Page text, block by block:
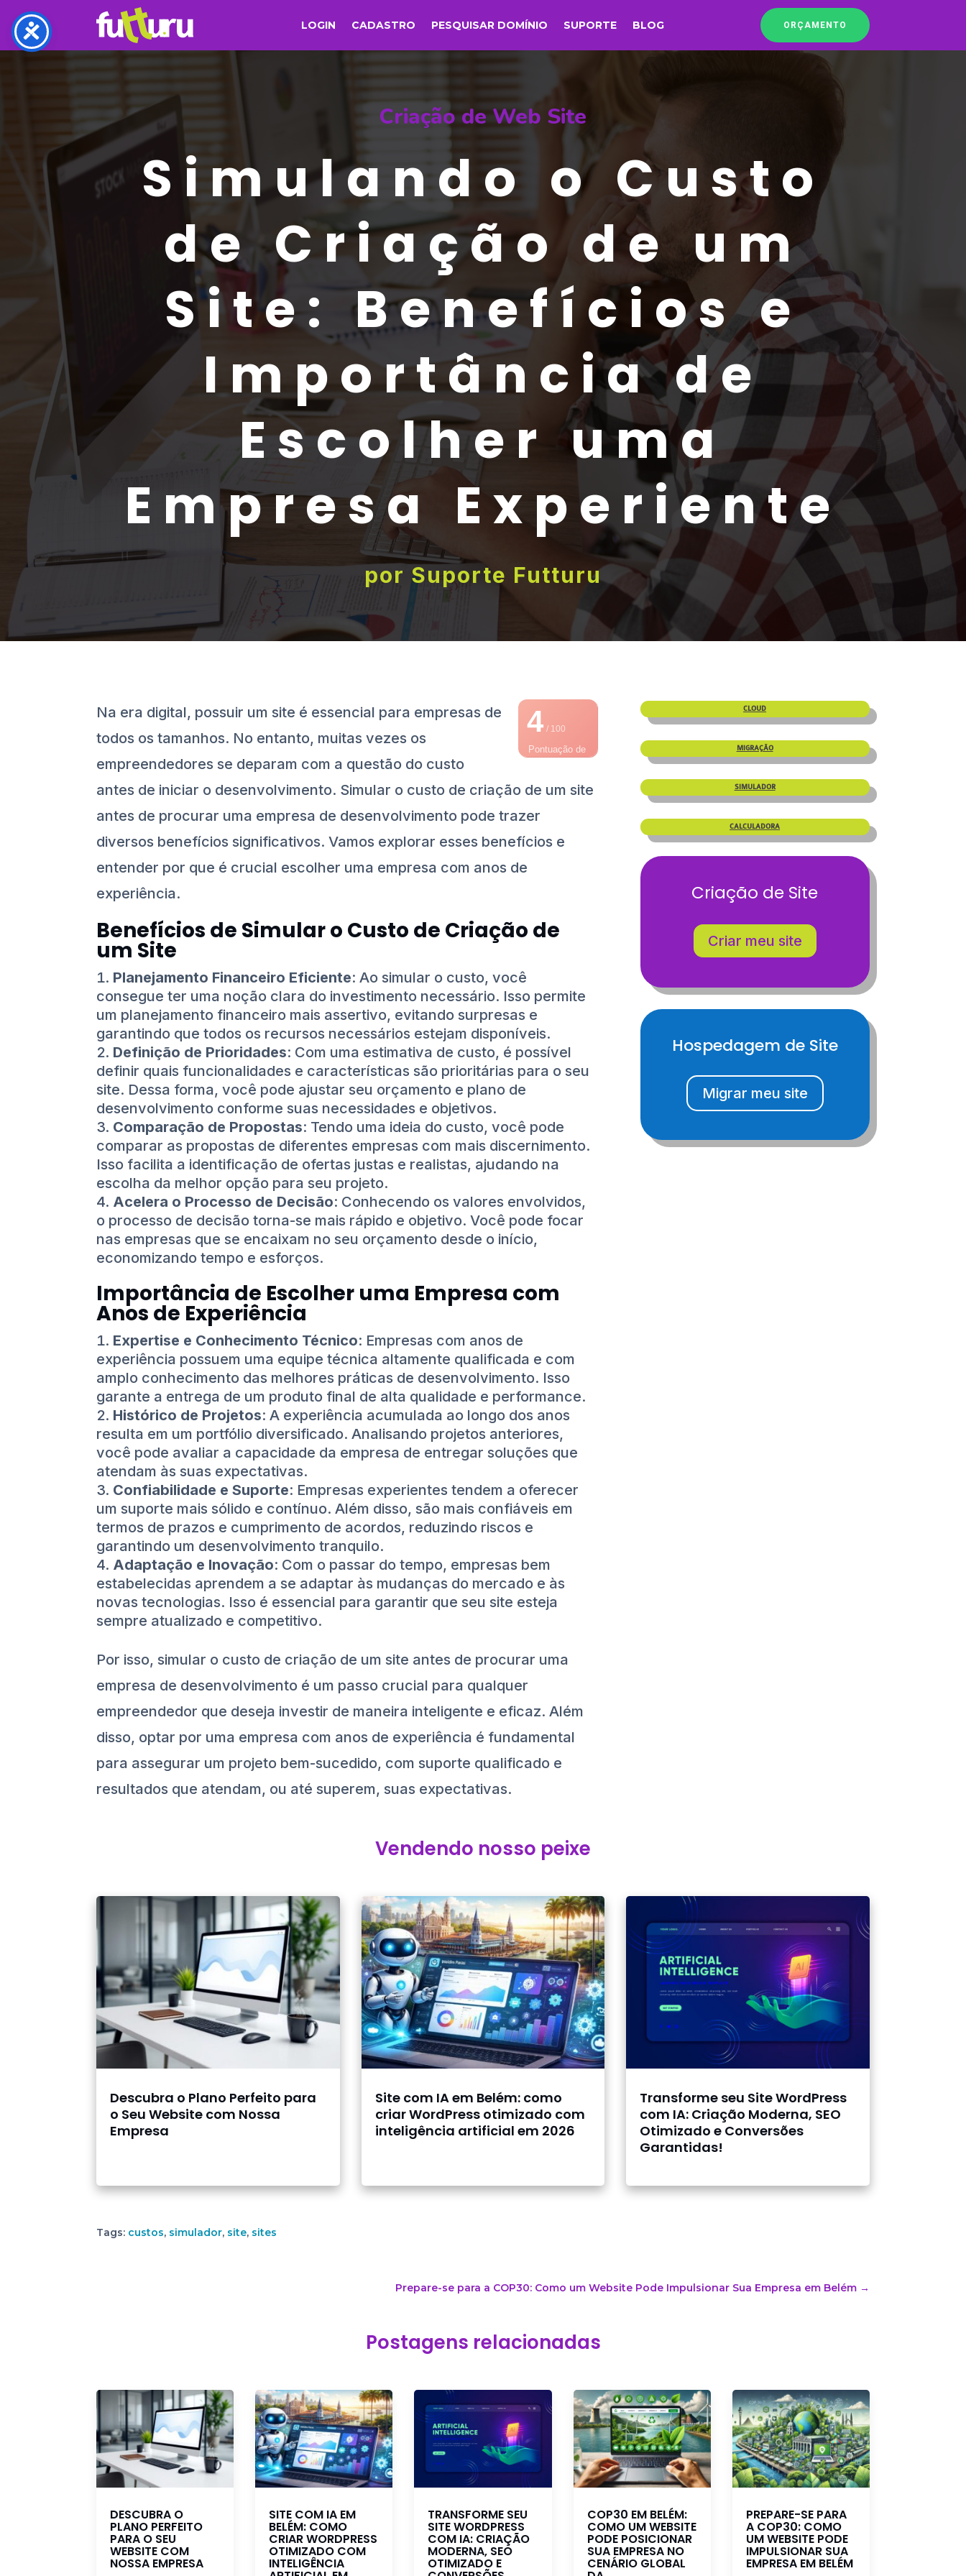
LOGIN CADASTRO PESQUISAR DOMÍNIO SUPORTE BLOG ORÇAMENTO
Criação de Web Site
Simulando o Custo
de Criação de um
Site: Benefícios e
Importância de
Escolher uma
Empresa Experiente
por Suporte Futturu
4/ 100
Pontuação de
Na era digital, possuir um site é essencial para empresas de
todos os tamanhos. No entanto, muitas vezes os
empreendedores se deparam com a questão do custo
antes de iniciar o desenvolvimento. Simular o custo de criação de um site
antes de procurar uma empresa de desenvolvimento pode trazer
diversos benefícios significativos. Vamos explorar esses benefícios e
entender por que é crucial escolher uma empresa com anos de
experiência.
Benefícios de Simular o Custo de Criação de
um Site
Planejamento Financeiro Eficiente: Ao simular o custo, você
consegue ter uma noção clara do investimento necessário. Isso permite
um planejamento financeiro mais assertivo, evitando surpresas e
garantindo que todos os recursos necessários estejam disponíveis.
Definição de Prioridades: Com uma estimativa de custo, é possível
definir quais funcionalidades e características são prioritárias para o seu
site. Dessa forma, você pode ajustar seu orçamento e plano de
desenvolvimento conforme suas necessidades e objetivos.
Comparação de Propostas: Tendo uma ideia do custo, você pode
comparar as propostas de diferentes empresas com mais discernimento.
Isso facilita a identificação de ofertas justas e realistas, ajudando na
escolha da melhor opção para seu projeto.
Acelera o Processo de Decisão: Conhecendo os valores envolvidos,
o processo de decisão torna-se mais rápido e objetivo. Você pode focar
nas empresas que se encaixam no seu orçamento desde o início,
economizando tempo e esforços.
Importância de Escolher uma Empresa com
Anos de Experiência
Expertise e Conhecimento Técnico: Empresas com anos de
experiência possuem uma equipe técnica altamente qualificada e com
amplo conhecimento das melhores práticas de desenvolvimento. Isso
garante a entrega de um produto final de alta qualidade e performance.
Histórico de Projetos: A experiência acumulada ao longo dos anos
resulta em um portfólio diversificado. Analisando projetos anteriores,
você pode avaliar a capacidade da empresa de entregar soluções que
atendam às suas expectativas.
Confiabilidade e Suporte: Empresas experientes tendem a oferecer
um suporte mais sólido e contínuo. Além disso, são mais confiáveis em
termos de prazos e cumprimento de acordos, reduzindo riscos e
garantindo um desenvolvimento tranquilo.
Adaptação e Inovação: Com o passar do tempo, empresas bem
estabelecidas aprendem a se adaptar às mudanças do mercado e às
novas tecnologias. Isso é essencial para garantir que seu site esteja
sempre atualizado e competitivo.
Por isso, simular o custo de criação de um site antes de procurar uma
empresa de desenvolvimento é um passo crucial para qualquer
empreendedor que deseja investir de maneira inteligente e eficaz. Além
disso, optar por uma empresa com anos de experiência é fundamental
para assegurar um projeto bem-sucedido, com suporte qualificado e
resultados que atendam, ou até superem, suas expectativas.
CLOUD
MIGRAÇÃO
SIMULADOR
CALCULADORA
Criação de Site
Criar meu site
Hospedagem de Site
Migrar meu site
Vendendo nosso peixe
Descubra o Plano Perfeito para
o Seu Website com Nossa
Empresa
Site com IA em Belém: como
criar WordPress otimizado com
inteligência artificial em 2026
Transforme seu Site WordPress
com IA: Criação Moderna, SEO
Otimizado e Conversões
Garantidas!
Tags: custos, simulador, site, sites
Prepare-se para a COP30: Como um Website Pode Impulsionar Sua Empresa em Belém→
Postagens relacionadas
DESCUBRA O
PLANO PERFEITO
PARA O SEU
WEBSITE COM
NOSSA EMPRESA
SITE COM IA EM
BELÉM: COMO
CRIAR WORDPRESS
OTIMIZADO COM
INTELIGÊNCIA
TRANSFORME SEU
SITE WORDPRESS
COM IA: CRIAÇÃO
MODERNA, SEO
OTIMIZADO E
COP30 EM BELÉM:
COMO UM WEBSITE
PODE POSICIONAR
SUA EMPRESA NO
CENÁRIO GLOBAL
PREPARE-SE PARA
A COP30: COMO
UM WEBSITE PODE
IMPULSIONAR SUA
EMPRESA EM BELÉM